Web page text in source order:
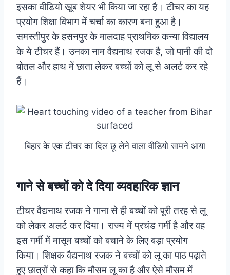
इसका वीडियो खूब शेयर भी किया जा रहा है। टीचर का यह
प्रयोग शिक्षा विभाग में चर्चा का कारण बना हुआ है।
समस्तीपुर के हसनपुर के मालदाह प्राथमिक कन्या विद्यालय
के ये टीचर हैं। उनका नाम वैद्यनाथ रजक है, जो पानी की दो
बोतल और हाथ में छाता लेकर बच्चों को लू से अलर्ट कर रहे
हैं।
बिहार के एक टीचर का दिल छू लेने वाला वीडियो सामने आया
गाने से बच्चों को दे दिया व्यवहारिक ज्ञान
टीचर वैद्यनाथ रजक ने गाना से ही बच्चों को पूरी तरह से लू
को लेकर अलर्ट कर दिया। राज्य में प्रचंड गर्मी है और वह
इस गर्मी में मासूम बच्चों को बचाने के लिए बड़ा प्रयोग
किया। शिक्षक वैद्यनाथ रजक ने बच्चों को लू का पाठ पढ़ाते
हुए छात्रों से कहा कि मौसम लू का है और ऐसे मौसम में